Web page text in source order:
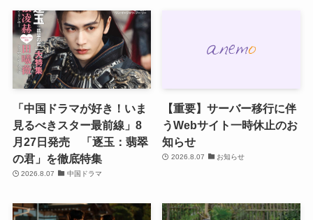
「中国ドラマが好き！いま
見るべきスター最前線」8
月27日発売 「逐玉：翡翠
の君」を徹底特集
2026.8.07 中国ドラマ
【重要】サーバー移行に伴
うWebサイト一時休止のお
知らせ
2026.8.07 お知らせ